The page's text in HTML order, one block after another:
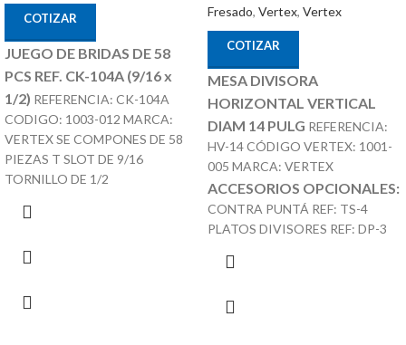
COTIZAR
JUEGO DE BRIDAS DE 58
PCS REF. CK-104A (9/16 x
1/2) REFERENCIA: CK-104A
CODIGO: 1003-012 MARCA:
VERTEX SE COMPONES DE 58
PIEZAS T SLOT DE 9/16
TORNILLO DE 1/2
Fresado, Vertex, Vertex
COTIZAR
MESA DIVISORA
HORIZONTAL VERTICAL
DIAM 14 PULG REFERENCIA:
HV-14 CÓDIGO VERTEX: 1001-
005 MARCA: VERTEX
ACCESORIOS OPCIONALES:
CONTRA PUNTÁ REF: TS-4
PLATOS DIVISORES REF: DP-3